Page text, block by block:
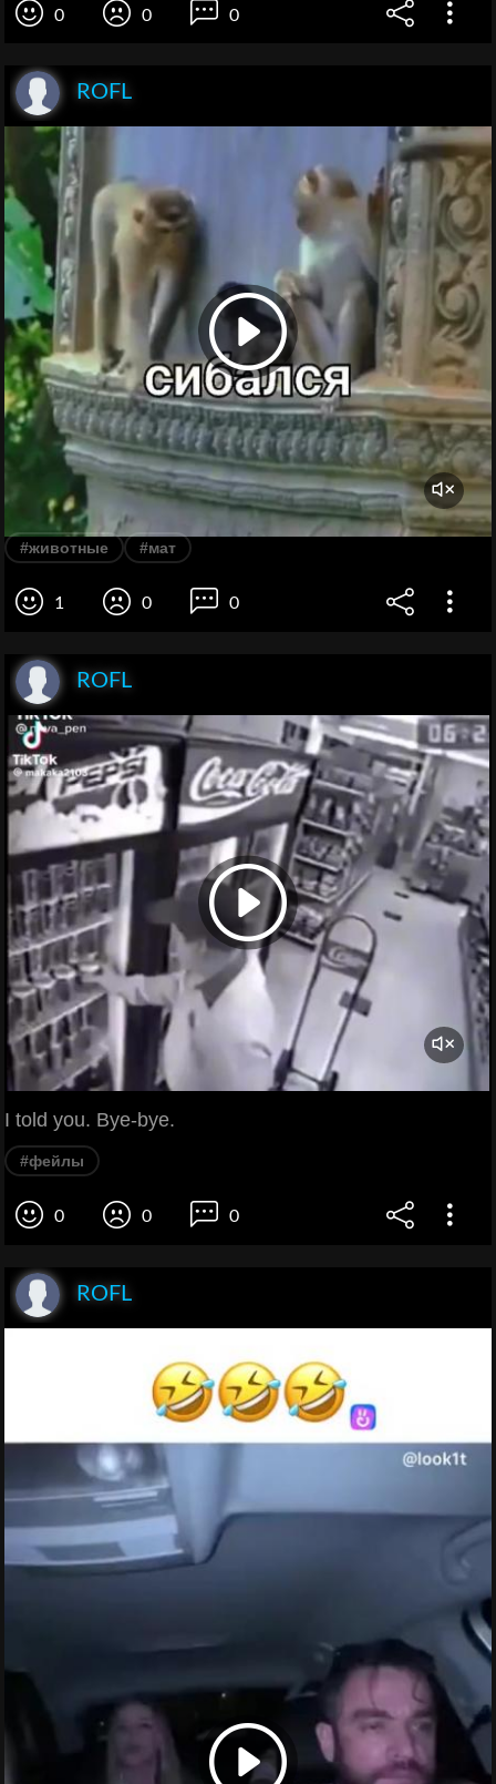
0 0 0
ROFL
#животные #мат
1 0 0
ROFL
I told you. Bye-bye.
#фейлы
0 0 0
ROFL